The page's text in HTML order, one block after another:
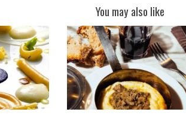
You may also like